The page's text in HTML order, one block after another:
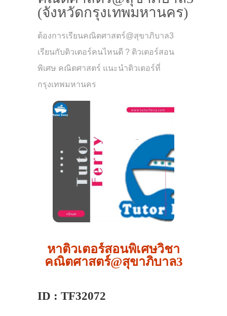
(จังหวัดกรุงเทพมหานคร)
ต้องการเรียนคณิตศาสตร์@สุขาภิบาล3
เรียนกับติวเตอร์คนไหนดี ? ติวเตอร์สอน
พิเศษ คณิตศาสตร์ แนะนำติวเตอร์ที่
กรุงเทพมหานคร
หาติวเตอร์สอนพิเศษวิชา
คณิตศาสตร์@สุขาภิบาล3
ID : TF32072